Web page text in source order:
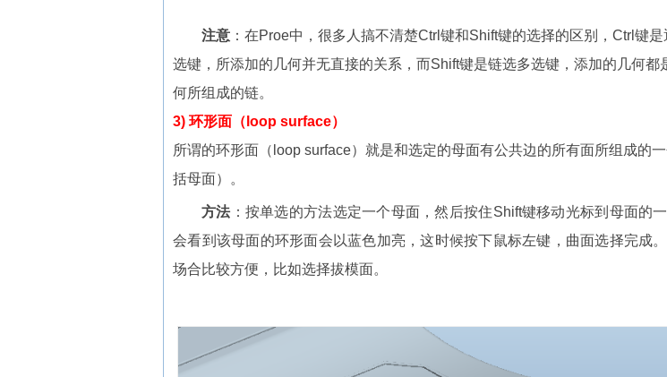
注意 ：在Proe中，很多人搞不清楚Ctrl键和Shift键的选择的区别，Ctrl键
选键，所添加的几何并无直接的关系，而Shift键是链选多选键，添加的几何都
何所组成的链。
3) 环形面（loop surface）
所谓的环形面（loop surface）就是和选定的母面有公共边的所有面所组成的
括母面）。
方法：按单选的方法选定一个母面，然后按住Shift键移动光标到母面的
会看到该母面的环形面会以蓝色加亮，这时候按下鼠标左键，曲面选择完成
场合比较方便，比如选择拔模面。